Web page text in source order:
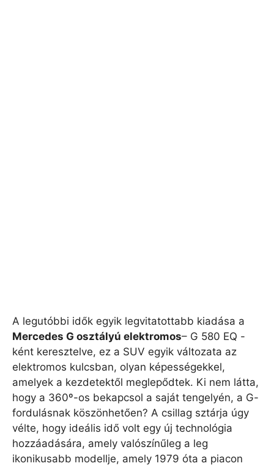
A legutóbbi idők egyik legvitatottabb kiadása a
Mercedes G osztályú elektromos– G 580 EQ -
ként keresztelve, ez a SUV egyik változata az
elektromos kulcsban, olyan képességekkel,
amelyek a kezdetektől meglepődtek. Ki nem látta,
hogy a 360º-os bekapcsol a saját tengelyén, a G-
fordulásnak köszönhetően? A csillag sztárja úgy
vélte, hogy ideális idő volt egy új technológia
hozzáadására, amely valószínűleg a leg
ikonikusabb modellje, amely 1979 óta a piacon